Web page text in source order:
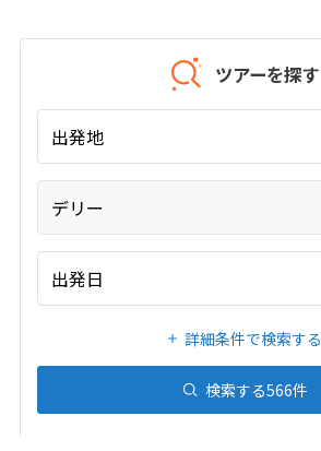
ツアーを探す
出発地
デリー
出発日
16
17 18 19 20
25 26 27
30
31
詳細条件で検索する
検索する566件